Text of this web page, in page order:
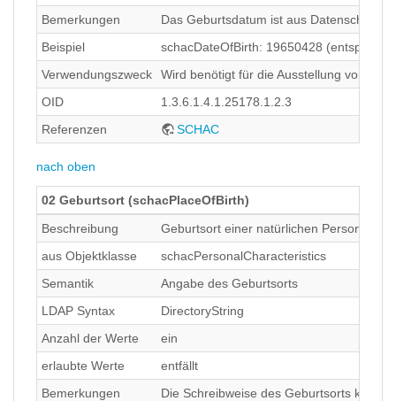
Bemerkungen
Das Geburtsdatum ist aus
Beispiel
schacDateOfBirth: 19650428 (entspricht:
Verwendungszweck
Wird benötigt für die Ausstellung von
OID
1.3.6.1.4.1.25178.1.2.3
Referenzen
SCHAC
nach oben
02 Geburtsort (schacPlaceOfBirth)
Beschreibung
Geburtsort einer natürlichen Person
aus Objektklasse
schacPersonalCharacteristics
Semantik
Angabe des Geburtsorts
LDAP Syntax
DirectoryString
Anzahl der Werte
ein
erlaubte Werte
entfällt
Bemerkungen
Die Schreibweise des Geburtsorts kann